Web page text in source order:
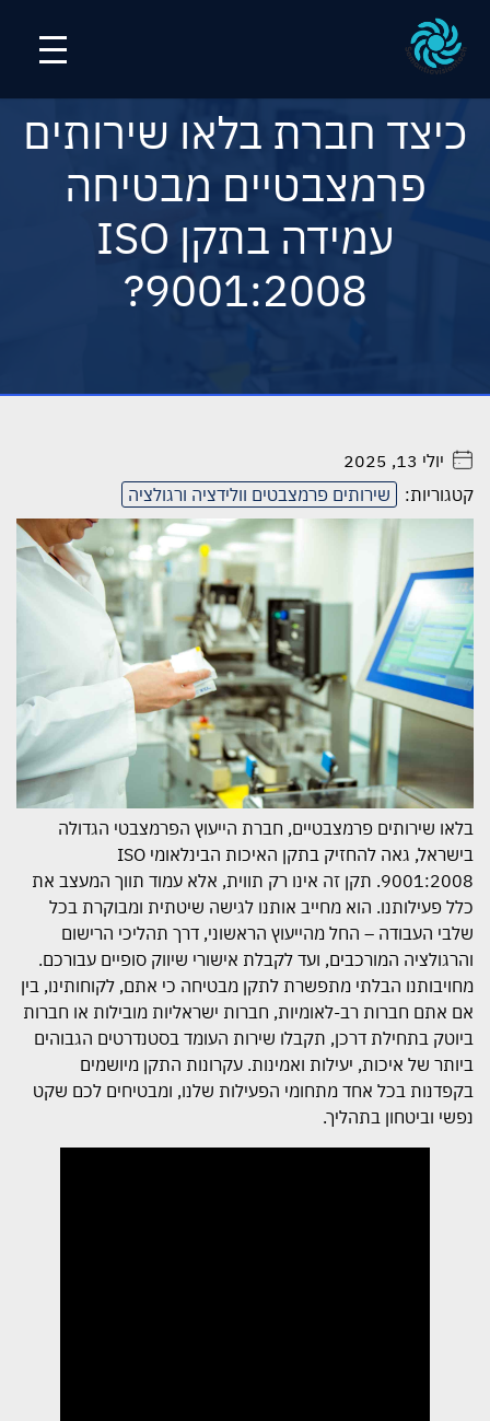
כיצד חברת בלאו שירותים
פרמצבטיים מבטיחה
עמידה בתקן ISO
9001:2008?
יולי 13, 2025
קטגוריות:
שירותים פרמצבטים וולידציה ורגולציה
בלאו שירותים פרמצבטיים, חברת הייעוץ הפרמצבטי הגדולה
בישראל, גאה להחזיק בתקן האיכות הבינלאומי ISO
9001:2008. תקן זה אינו רק תווית, אלא עמוד תווך המעצב את
כלל פעילותנו. הוא מחייב אותנו לגישה שיטתית ומבוקרת בכל
שלבי העבודה – החל מהייעוץ הראשוני, דרך תהליכי הרישום
והרגולציה המורכבים, ועד לקבלת אישורי שיווק סופיים עבורכם.
מחויבותנו הבלתי מתפשרת לתקן מבטיחה כי אתם, לקוחותינו, בין
אם אתם חברות רב-לאומיות, חברות ישראליות מובילות או חברות
ביוטק בתחילת דרכן, תקבלו שירות העומד בסטנדרטים הגבוהים
ביותר של איכות, יעילות ואמינות. עקרונות התקן מיושמים
בקפדנות בכל אחד מתחומי הפעילות שלנו, ומבטיחים לכם שקט
נפשי וביטחון בתהליך.